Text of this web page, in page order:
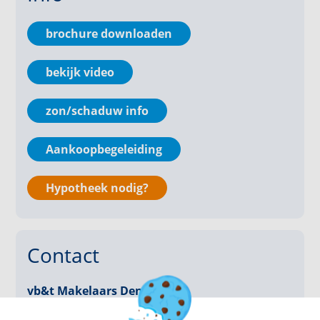
De open keuken is voorzien van een eenvoudig
keukenblok.
Er zijn twee slaapkamers in het appartement. De
eerste slaapkamer biedt genoeg ruimte voor een
slaapkamer kan flexibel worden gebruikt als
logeerkamer, kinderkamer of thuiskantoor.
De badkamer is praktisch ingericht met een douche,
balkon, waar u kunt genieten van een rustige
buitenruimte.
Algemeen:
brochure downloaden
bekijk video
zon/schaduw info
Aankoopbegeleiding
Hypotheek nodig?
Contact
vb&t Makelaars Den Bosch
denbosch@vbtmakelaars.nl